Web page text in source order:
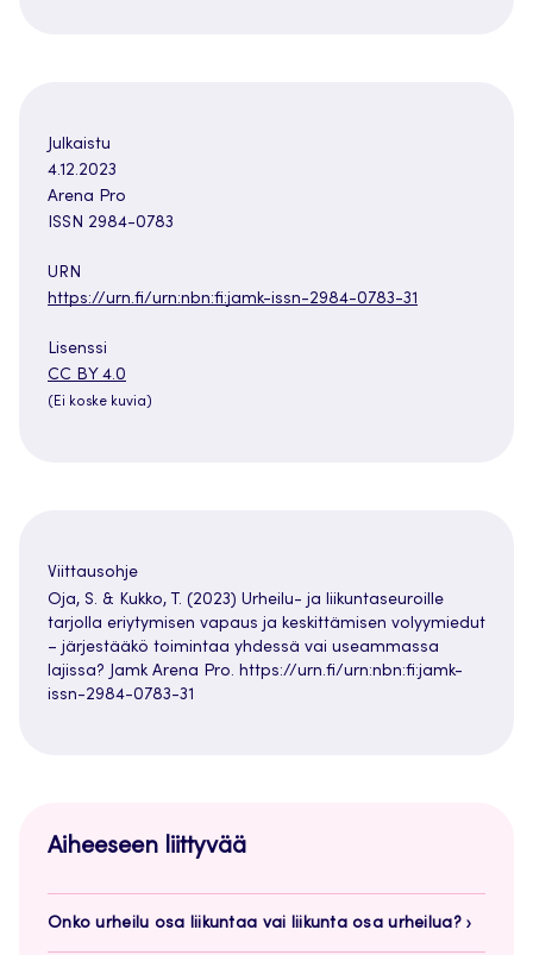
Julkaistu
4.12.2023
Arena Pro
ISSN 2984-0783
URN
https://urn.fi/urn:nbn:fi:jamk-issn-2984-0783-31
Lisenssi
CC BY 4.0
(Ei koske kuvia)
Viittausohje
Oja, S. & Kukko, T. (2023) Urheilu- ja liikuntaseuroille
tarjolla eriytymisen vapaus ja keskittämisen volyymiedut
– järjestääkö toimintaa yhdessä vai useammassa
lajissa? Jamk Arena Pro. https://urn.fi/urn:nbn:fi:jamk-
issn-2984-0783-31
Aiheeseen liittyvää
Onko urheilu osa liikuntaa vai liikunta osa urheilua?